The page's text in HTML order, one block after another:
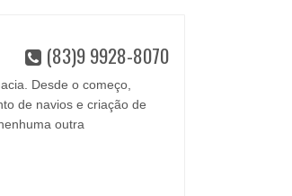
(83)9 9928-8070
Desde o começo,
de navios e criação de
outra